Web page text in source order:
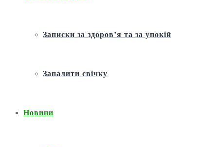
Записки за здоров’я та за упокій
Запалити свічку
Новини